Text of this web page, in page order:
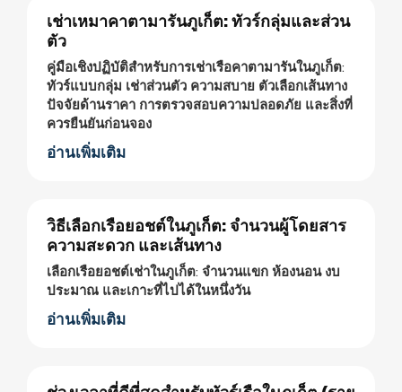
เช่าเหมาคาตามารันภูเก็ต: ทัวร์กลุ่มและส่วน
ตัว
คู่มือเชิงปฏิบัติสำหรับการเช่าเรือคาตามารันในภูเก็ต:
ทัวร์แบบกลุ่ม เช่าส่วนตัว ความสบาย ตัวเลือกเส้นทาง
ปัจจัยด้านราคา การตรวจสอบความปลอดภัย และสิ่งที่
ควรยืนยันก่อนจอง
อ่านเพิ่มเติม
วิธีเลือกเรือยอชต์ในภูเก็ต: จำนวนผู้โดยสาร
ความสะดวก และเส้นทาง
เลือกเรือยอชต์เช่าในภูเก็ต: จำนวนแขก ห้องนอน งบ
ประมาณ และเกาะที่ไปได้ในหนึ่งวัน
อ่านเพิ่มเติม